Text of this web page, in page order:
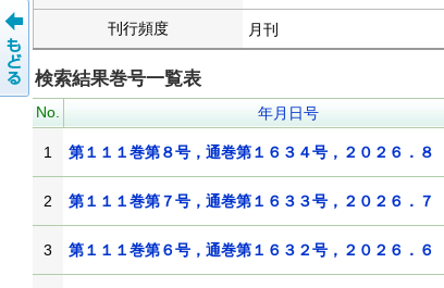
刊行頻度 月刊
検索結果巻号一覧表
No.
年月日号
1 第１１１巻第８号，通巻第１６３４号，２０２６．８
2 第１１１巻第７号，通巻第１６３３号，２０２６．７
3 第１１１巻第６号，通巻第１６３２号，２０２６．６